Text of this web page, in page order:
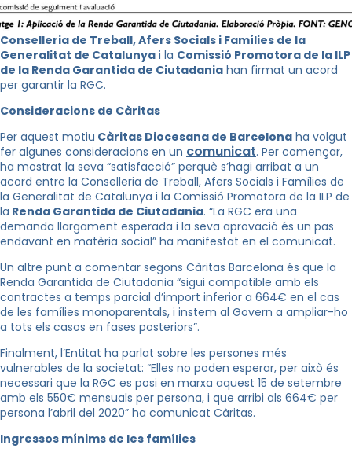
Conselleria de Treball, Afers Socials i Famílies de la
Generalitat de Catalunya i la Comissió Promotora de la ILP
de la Renda Garantida de Ciutadania han firmat un acord
per garantir la RGC.
Consideracions de Càritas
Per aquest motiu Càritas Diocesana de Barcelona ha volgut
fer algunes consideracions en un comunicat. Per començar,
ha mostrat la seva “satisfacció” perquè s’hagi arribat a un
acord entre la Conselleria de Treball, Afers Socials i Famílies de
la Generalitat de Catalunya i la Comissió Promotora de la ILP de
la Renda Garantida de Ciutadania. “La RGC era una
demanda llargament esperada i la seva aprovació és un pas
endavant en matèria social” ha manifestat en el comunicat.
Un altre punt a comentar segons Càritas Barcelona és que la
Renda Garantida de Ciutadania “sigui compatible amb els
contractes a temps parcial d’import inferior a 664€ en el cas
de les famílies monoparentals, i instem al Govern a ampliar-ho
a tots els casos en fases posteriors”.
Finalment, l’Entitat ha parlat sobre les persones més
vulnerables de la societat: “Elles no poden esperar, per això és
necessari que la RGC es posi en marxa aquest 15 de setembre
amb els 550€ mensuals per persona, i que arribi als 664€ per
persona l’abril del 2020” ha comunicat Càritas.
Ingressos mínims de les famílies